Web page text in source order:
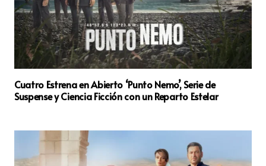
Cuatro Estrena en Abierto ‘Punto Nemo’, Serie de
Suspense y Ciencia Ficción con un Reparto Estelar